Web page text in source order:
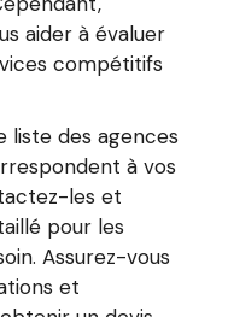
aider à évaluer
compétitifs
liste des agences
à vos
les et
pour les
Assurez-vous
et